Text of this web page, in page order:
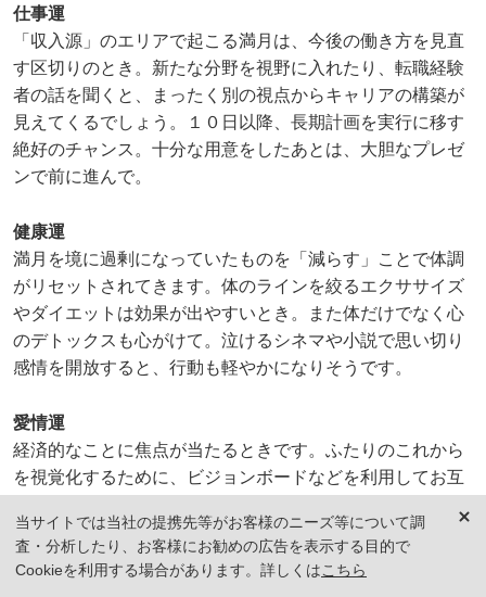
仕事運
「収入源」のエリアで起こる満月は、今後の働き方を見直
す区切りのとき。新たな分野を視野に入れたり、転職経験
者の話を聞くと、まったく別の視点からキャリアの構築が
見えてくるでしょう。１０日以降、長期計画を実行に移す
絶好のチャンス。十分な用意をしたあとは、大胆なプレゼ
ンで前に進んで。
健康運
満月を境に過剰になっていたものを「減らす」ことで体調
がリセットされてきます。体のラインを絞るエクササイズ
やダイエットは効果が出やすいとき。また体だけでなく心
のデトックスも心がけて。泣けるシネマや小説で思い切り
感情を開放すると、行動も軽やかになりそうです。
愛情運
経済的なことに焦点が当たるときです。ふたりのこれから
を視覚化するために、ビジョンボードなどを利用してお互
設定することも忘れずに。将来の住処に関するマネープラ
ンもここで考え、決めたことを次の新月に実行に移しまし
当サイトでは当社の提携先等がお客様のニーズ等について調
査・分析したり、お客様にお勧めの広告を表示する目的で
Cookieを利用する場合があります。詳しくはこちら